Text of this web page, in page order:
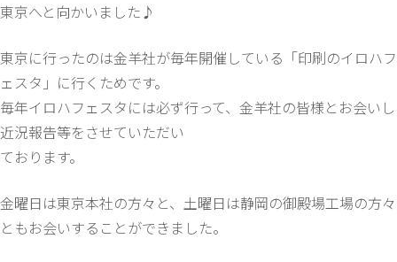
東京へと向かいました♪
東京に行ったのは金羊社が毎年開催している「印刷のイロハフ
ェスタ」に行くためです。
毎年イロハフェスタには必ず行って、金羊社の皆様とお会いし
近況報告等をさせていただい
ております。
金曜日は東京本社の方々と、土曜日は静岡の御殿場工場の方々
ともお会いすることができました。